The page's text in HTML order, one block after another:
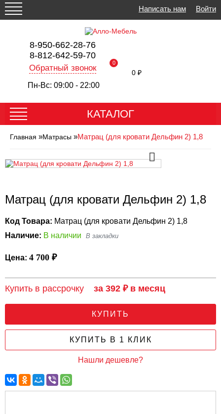
Написать нам Войти
8-950-662-28-76
8-812-642-59-70
Обратный звонок
Пн-Вс: 09:00 - 22:00
0
0 ₽
КАТАЛОГ
Главная »Матрасы »Матрац (для кровати Дельфин 2) 1,8
Матрац (для кровати Дельфин 2) 1,8
Код Товара: Матрац (для кровати Дельфин 2) 1,8
Наличие: В наличии
Цена: 4 700 ₽
Купить в рассрочку за 392 ₽ в месяц
КУПИТЬ
КУПИТЬ В 1 КЛИК
Нашли дешевле?